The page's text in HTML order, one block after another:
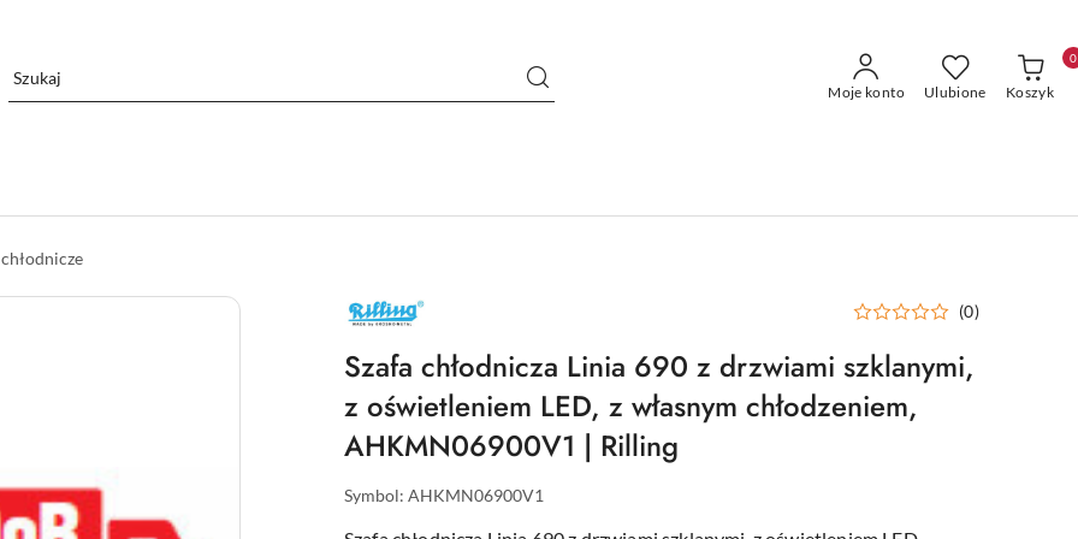
Moje konto Ulubione Koszyk
0
RILLING
–
URZĄDZENIA
CHŁODNICZE
GASTRONOMII
(0)
Szafa chłodnicza Linia 690 z drzwiami szklanymi,
z oświetleniem LED, z własnym chłodzeniem,
AHKMN06900V1 | Rilling
Symbol: AHKMN06900V1